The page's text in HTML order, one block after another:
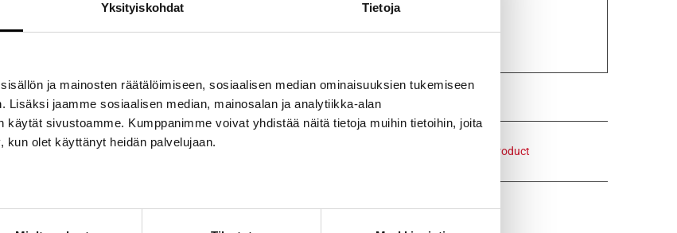
Yksityiskohdat Tietoja
ja mainosten räätälöimiseen, sosiaalisen median ominaisuuksien tukemiseen
Lisäksi jaamme sosiaalisen median, mainosalan ja analytiikka-alan
käytät sivustoamme. Kumppanimme voivat yhdistää näitä tietoja muihin tietoihin, joita
kun olet käyttänyt heidän palvelujaan.
päivän kuluessa.
tästä tuotteesta Email This Product